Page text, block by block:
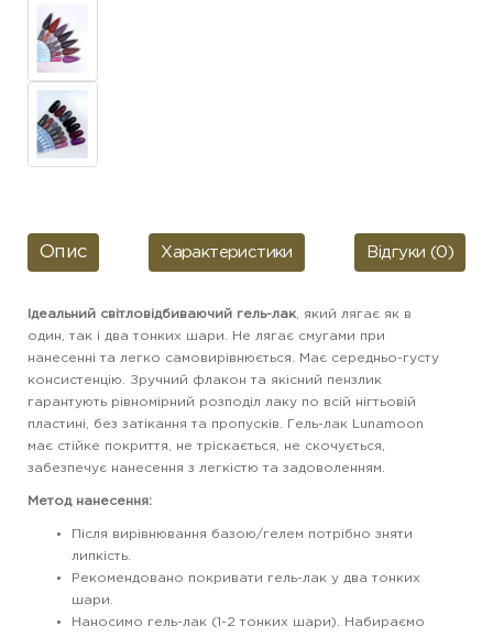
Опис Характеристики Відгуки (0)
Ідеальний світловідбиваючий гель-лак , який лягає як в
один, так і два тонких шари. Не лягає смугами при
нанесенні та легко самовирівнюється. Має середньо-густу
консистенцію. Зручний флакон та якісний пензлик
гарантують рівномірний розподіл лаку по всій нігтьовій
пластині, без затікання та пропусків. Гель-лак Lunamoon
має стійке покриття, не тріскається, не скочується,
забезпечує нанесення з легкістю та задоволенням.
Метод нанесення:
Після вирівнювання базою/гелем потрібно зняти
липкість.
Рекомендовано покривати гель-лак у два тонких
шари.
Наносимо гель-лак (1-2 тонких шари). Набираємо